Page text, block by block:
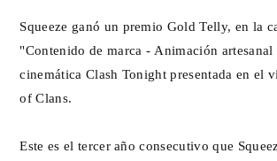
Squeeze ganó un premio Gold Telly, en la
"Contenido de marca - Animación
cinemática Clash Tonight presentada en el
of Clans.
Este es el tercer año consecutivo que